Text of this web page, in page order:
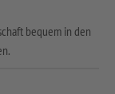
bequem in den